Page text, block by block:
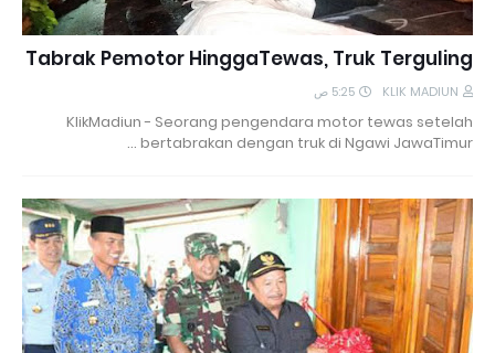
Tabrak Pemotor HinggaTewas, Truk Terguling
KLIK MADIUN 5:25 ص
KlikMadiun - Seorang pengendara motor tewas setelah
bertabrakan dengan truk di Ngawi JawaTimur …